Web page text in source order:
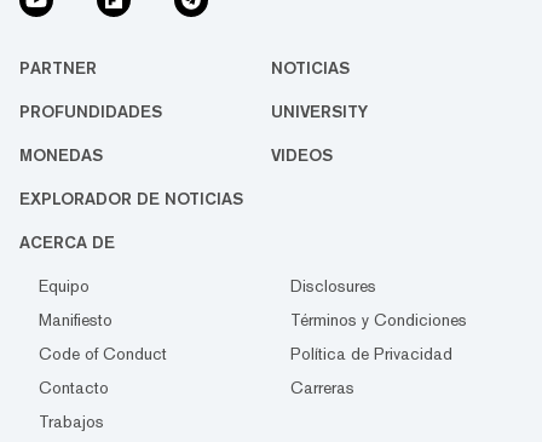
PARTNER NOTICIAS
PROFUNDIDADES UNIVERSITY
MONEDAS VIDEOS
EXPLORADOR DE NOTICIAS
ACERCA DE
Equipo
Disclosures
Manifiesto
Términos y Condiciones
Code of Conduct
Política de Privacidad
Contacto
Carreras
Trabajos